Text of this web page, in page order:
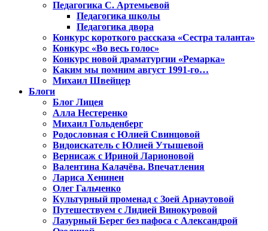
Педагогика С. Артемьевой
Педагогика школы
Педагогика двора
Конкурс короткого рассказа «Сестра таланта»
Конкурс «Во весь голос»
Конкурс новой драматургии «Ремарка»
Каким мы помним август 1991-го…
Михаил Швейцер
Блоги
Блог Лицея
Алла Нестеренко
Михаил Гольденберг
Родословная с Юлией Свинцовой
Видоискатель с Юлией Утышевой
Вернисаж с Ириной Ларионовой
Валентина Калачёва. Впечатления
Лариса Хенинен
Олег Гальченко
Культурный променад с Зоей Арнаутовой
Путешествуем с Лидией Винокуровой
Лазурный Берег без пафоса с Александрой